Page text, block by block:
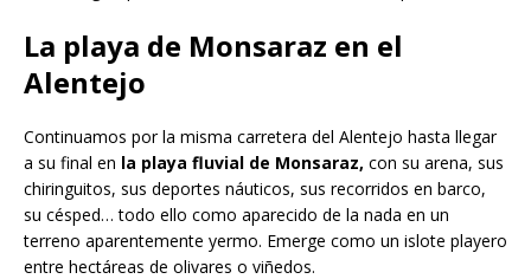
La playa de Monsaraz en el
Alentejo
Continuamos por la misma carretera del Alentejo hasta llegar
a su final en la playa fluvial de Monsaraz, con su arena, sus
chiringuitos, sus deportes náuticos, sus recorridos en barco,
su césped… todo ello como aparecido de la nada en un
terreno aparentemente yermo. Emerge como un islote playero
entre hectáreas de olivares o viñedos.